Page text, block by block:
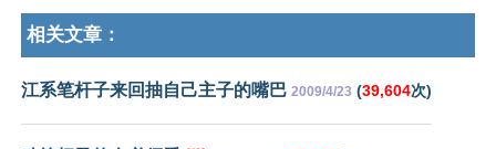
相关文章：
江系笔杆子来回抽自己主子的嘴巴 2009/4/23 (39,604次)